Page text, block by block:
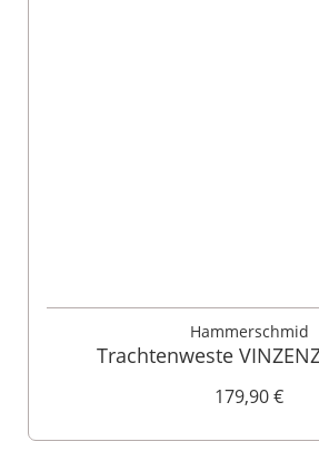
Hammerschmid
Trachtenweste
179,90 €